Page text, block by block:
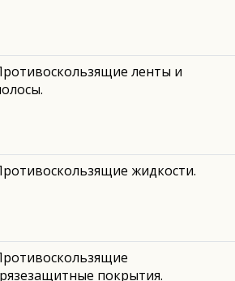
ленты и
жидкости.
покрытия.